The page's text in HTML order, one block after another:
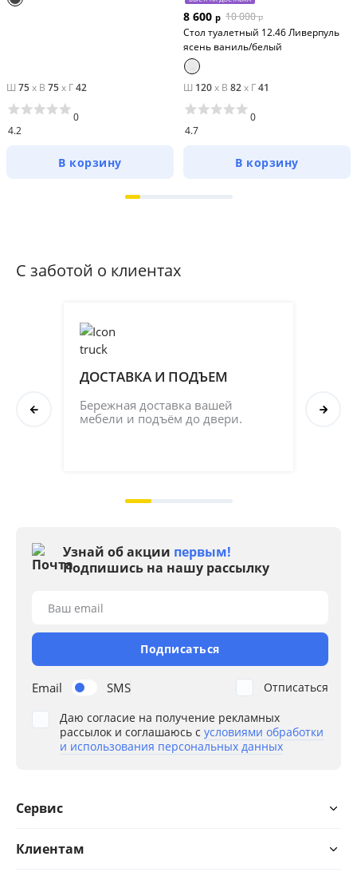
Ш 75x В 75x Г42
4.2
0
В корзину
8 600 р 10 000 р
Стол туалетный 12.46 Ливерпуль
ясень ваниль/белый
Ш 120x В 82x Г41
4.7
0
В корзину
С заботой о клиентах
ДОСТАВКА И ПОДЪЕМ
Бережная доставка вашей
мебели и подъём до двери.
Узнай об акции первым!
Подпишись на нашу рассылку
Email SMS
Ваш email
Подписаться
Даю согласие на получение рекламных
рассылок и соглашаюсь с условиями обработки
и использования персональных данных
Отписаться
Сервис
Клиентам